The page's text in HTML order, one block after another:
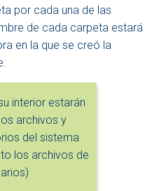
por cada una de las
de cada carpeta estará
en la que se creó la
interior estarán
archivos y
del sistema
los archivos de